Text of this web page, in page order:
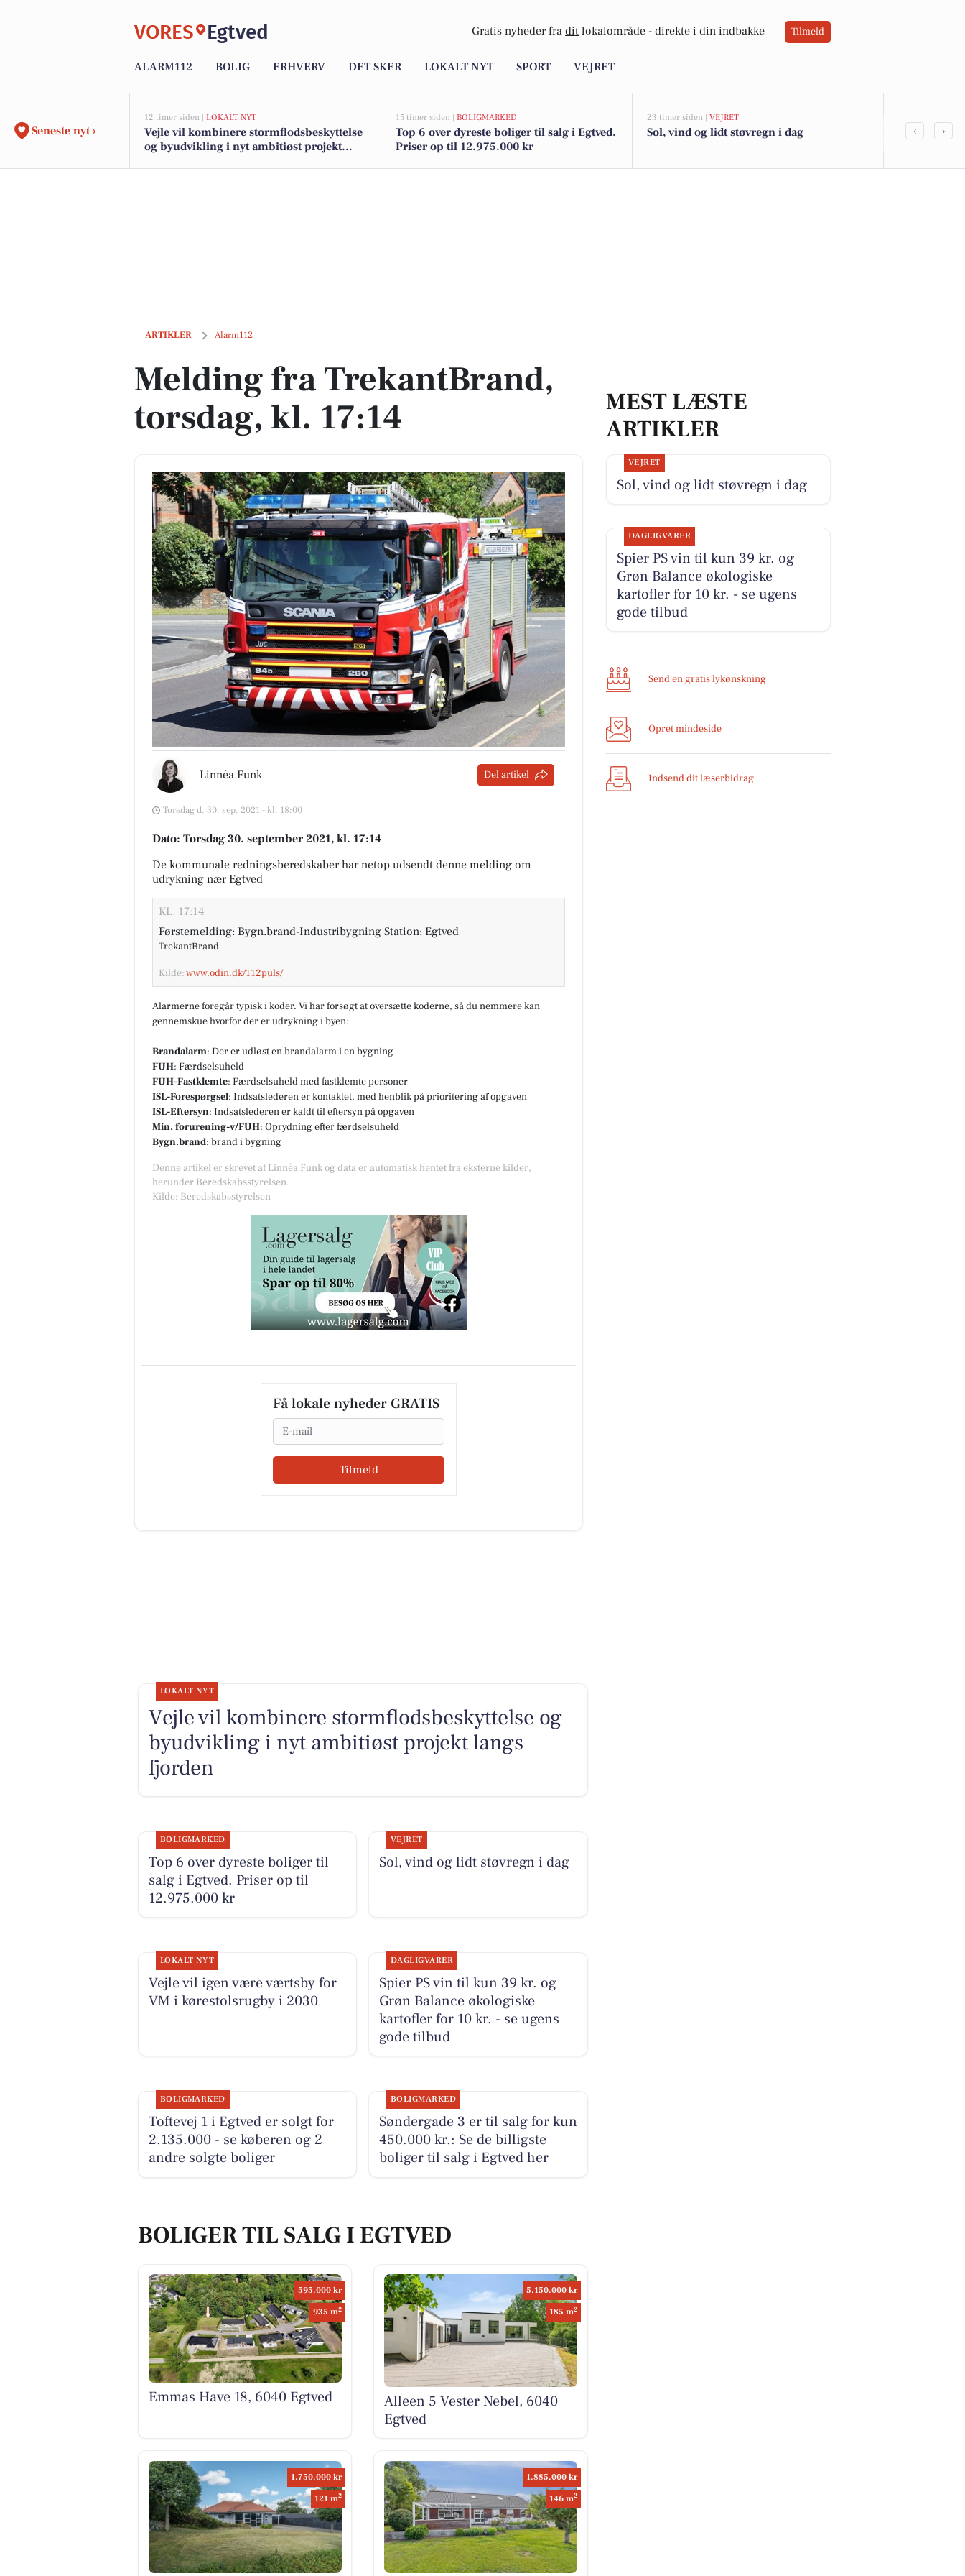
VORES Egtved Gratis nyheder fra dit lokalområde - direkte i din indbakke Tilmeld
ALARM112 BOLIG ERHVERV DET SKER LOKALT NYT SPORT VEJRET
Seneste nyt ›
12 timer siden | LOKALT NYT
Vejle vil kombinere stormflodsbeskyttelse
og byudvikling i nyt ambitiøst projekt
15 timer siden | BOLIGMARKED
Top 6 over dyreste boliger til salg i Egtved.
Priser op til 12.975.000 kr
23 timer siden | VEJRET
Sol, vind og lidt støvregn i dag
Vejle vil
‹ ›
ARTIKLER Alarm112
Melding fra TrekantBrand, torsdag, kl. 17:14
Melding fra TrekantBrand,
torsdag, kl. 17:14
Linnéa Funk Del artikel
Torsdag d. 30. sep. 2021 - kl. 18:00
Dato: Torsdag 30. september 2021, kl. 17:14
De kommunale redningsberedskaber har netop udsendt denne melding om
udrykning nær Egtved
KL. 17:14
Førstemelding: Bygn.brand-Industribygning Station: Egtved
TrekantBrand
Kilde:www.odin.dk/112puls/
Alarmerne foregår typisk i koder. Vi har forsøgt at oversætte koderne, så du nemmere kan
gennemskue hvorfor der er udrykning i byen:
Brandalarm: Der er udløst en brandalarm i en bygning
FUH: Færdselsuheld
FUH-Fastklemte: Færdselsuheld med fastklemte personer
ISL-Forespørgsel: Indsatslederen er kontaktet, med henblik på prioritering af opgaven
ISL-Eftersyn: Indsatslederen er kaldt til eftersyn på opgaven
Min. forurening-v/FUH: Oprydning efter færdselsuheld
Bygn.brand: brand i bygning
Denne artikel er skrevet af Linnéa Funk og data er automatisk hentet fra eksterne kilder,
herunder Beredskabsstyrelsen.
Kilde: Beredskabsstyrelsen
Få lokale nyheder GRATIS
Email
Tilmeld
MEST LÆSTE
ARTIKLER
VEJRET
Sol, vind og lidt støvregn i dag
DAGLIGVARER
Spier PS vin til kun 39 kr. og
Grøn Balance økologiske
kartofler for 10 kr. - se ugens
gode tilbud
Send en gratis lykønskning
Opret mindeside
Indsend dit læserbidrag
LOKALT NYT
Vejle vil kombinere stormflodsbeskyttelse og
byudvikling i nyt ambitiøst projekt langs
fjorden
BOLIGMARKED
Top 6 over dyreste boliger til
salg i Egtved. Priser op til
12.975.000 kr
VEJRET
Sol, vind og lidt støvregn i dag
LOKALT NYT
Vejle vil igen være værtsby for
VM i kørestolsrugby i 2030
DAGLIGVARER
Spier PS vin til kun 39 kr. og
Grøn Balance økologiske
kartofler for 10 kr. - se ugens
gode tilbud
BOLIGMARKED
Toftevej 1 i Egtved er solgt for
2.135.000 - se køberen og 2
andre solgte boliger
BOLIGMARKED
Søndergade 3 er til salg for kun
450.000 kr.: Se de billigste
boliger til salg i Egtved her
BOLIGER TIL SALG I EGTVED
595.000 kr
935 m2
Emmas Have 18, 6040 Egtved
5.150.000 kr
185 m2
Alleen 5 Vester Nebel, 6040
Egtved
1.750.000 kr
121 m2
1.885.000 kr
146 m2